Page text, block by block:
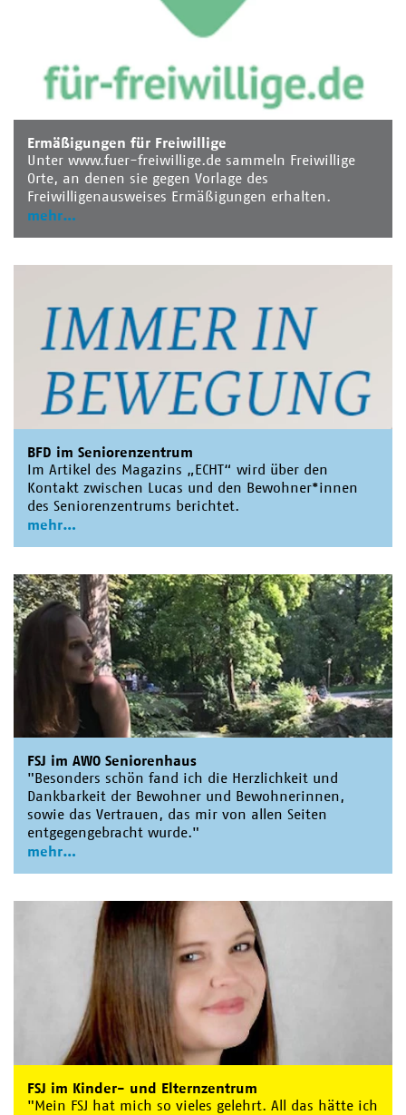
Ermäßigungen für Freiwillige
Unter www.fuer-freiwillige.de sammeln Freiwillige
Orte, an denen sie gegen Vorlage des
Freiwilligenausweises Ermäßigungen erhalten.
mehr
BFD im Seniorenzentrum
Im Artikel des Magazins „ECHT“ wird über den
Kontakt zwischen Lucas und den Bewohner*innen
des Seniorenzentrums berichtet.
mehr
FSJ im AWO Seniorenhaus
"Besonders schön fand ich die Herzlichkeit und
Dankbarkeit der Bewohner und Bewohnerinnen,
sowie das Vertrauen, das mir von allen Seiten
entgegengebracht wurde."
mehr
FSJ im Kinder- und Elternzentrum
"Mein FSJ hat mich so vieles gelehrt. All das hätte ich